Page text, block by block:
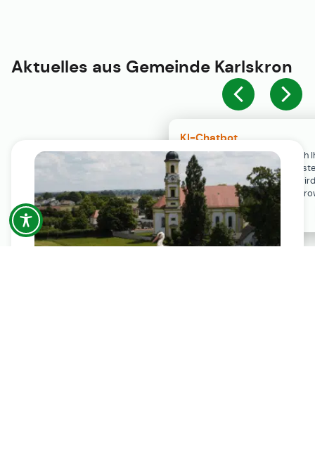
KI-Chatbot
Der KI-Chatbot steht erst nach
Einwilligung in den Cookie-
Verfügung. Der Chat-Verlauf
ausschließlich lokal in Ihrem
gespeichert.
Aktuelles aus Gemeinde Karlskron